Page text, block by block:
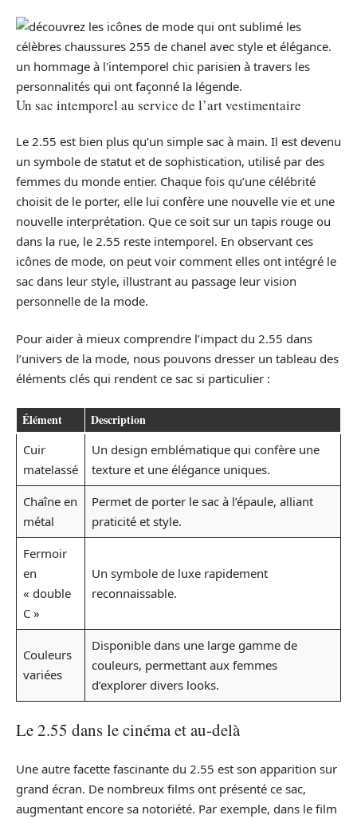
Un sac intemporel au service de l’art vestimentaire
Le 2.55 est bien plus qu’un simple sac à main. Il est devenu
un symbole de statut et de sophistication, utilisé par des
femmes du monde entier. Chaque fois qu’une célébrité
choisit de le porter, elle lui confère une nouvelle vie et une
nouvelle interprétation. Que ce soit sur un tapis rouge ou
dans la rue, le 2.55 reste intemporel. En observant ces
icônes de mode, on peut voir comment elles ont intégré le
sac dans leur style, illustrant au passage leur vision
personnelle de la mode.
Pour aider à mieux comprendre l’impact du 2.55 dans
l’univers de la mode, nous pouvons dresser un tableau des
éléments clés qui rendent ce sac si particulier :
Élément Description
Cuir
matelassé
Un design emblématique qui confère une
texture et une élégance uniques.
Chaîne en
métal
Permet de porter le sac à l’épaule, alliant
praticité et style.
Fermoir
en
« double
C »
Un symbole de luxe rapidement
reconnaissable.
Couleurs
variées
Disponible dans une large gamme de
couleurs, permettant aux femmes
d’explorer divers looks.
Le 2.55 dans le cinéma et au-delà
Une autre facette fascinante du 2.55 est son apparition sur
grand écran. De nombreux films ont présenté ce sac,
augmentant encore sa notoriété. Par exemple, dans le film